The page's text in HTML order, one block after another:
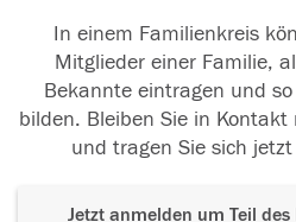
In einem Familienkreis
Mitglieder einer Familie,
Bekannte eintragen und
bilden. Bleiben Sie in
und tragen Sie sich
Jetzt anmelden um Teil